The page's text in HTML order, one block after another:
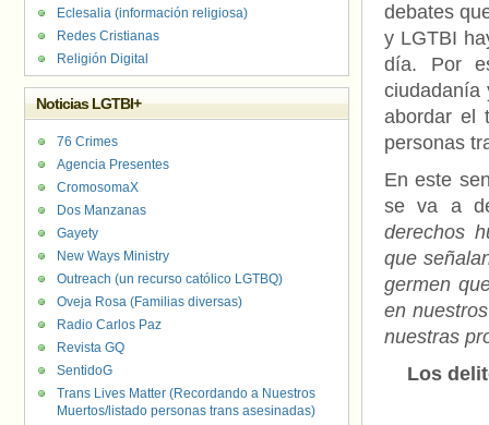
debates
y LGTBI
día. Por
ciudadanía
abordar el
personas
En este
se va a
derechos
que
germen
en
nuestras
Los
Eclesalia (información religiosa)
Redes Cristianas
Religión Digital
Noticias LGTBI+
76 Crimes
Agencia Presentes
CromosomaX
Dos Manzanas
Gayety
New Ways Ministry
Outreach (un recurso católico LGTBQ)
Oveja Rosa (Familias diversas)
Radio Carlos Paz
Revista GQ
SentidoG
Trans Lives Matter (Recordando a Nuestros
Muertos/listado personas trans asesinadas)